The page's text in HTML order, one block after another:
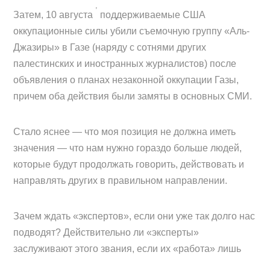
Затем, 10 августа
,
поддерживаемые США
оккупационные силы убили съемочную группу «Аль-
Джазиры» в Газе (наряду с сотнями других
палестинских и иностранных журналистов) после
объявления о планах незаконной оккупации Газы,
причем оба действия были замяты в основных СМИ.
Стало яснее— что моя позиция не должна иметь
значения — что нам нужно гораздо больше людей,
которые будут продолжать говорить, действовать и
направлять других в правильном направлении.
Зачем ждать «экспертов», если они уже так долго нас
подводят? Действительно ли «эксперты»
заслуживают этого звания, если их «работа» лишь